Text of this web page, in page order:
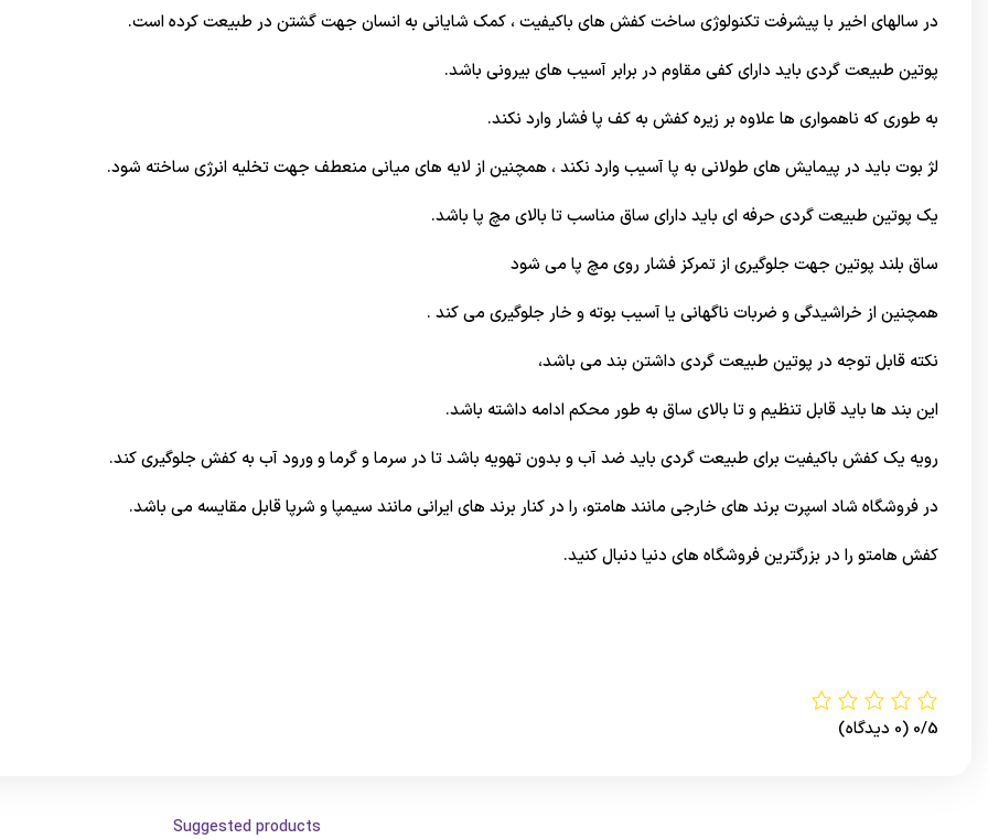
در سالهای اخیر با پیشرفت تکنولوژی ساخت کفش های باکیفیت ، کمک شایانی به انسان جهت گشتن در طبیعت کرده است.
پوتین طبیعت گردی باید دارای کفی مقاوم در برابر آسیب های بیرونی باشد.
به طوری که ناهمواری ها علاوه بر زیره کفش به کف پا فشار وارد نکند.
لژ بوت باید در پیمایش های طولانی به پا آسیب وارد نکند ، همچنین از لایه های میانی منعطف جهت تخلیه انرژی ساخته شود.
یک پوتین طبیعت گردی حرفه ای باید دارای ساق مناسب تا بالای مچ پا باشد.
ساق بلند پوتین جهت جلوگیری از تمرکز فشار روی مچ پا می شود
همچنین از خراشیدگی و ضربات ناگهانی یا آسیب بوته و خار جلوگیری می کند .
نکته قابل توجه در پوتین طبیعت گردی داشتن بند می باشد،
این بند ها باید قابل تنظیم و تا بالای ساق به طور محکم ادامه داشته باشد.
رویه یک کفش باکیفیت برای طبیعت گردی باید ضد آب و بدون تهویه باشد تا در سرما و گرما و ورود آب به کفش جلوگیری کند.
درفروشگاه شاد اسپرت برند های خارجی مانند هامتو، را در کنار برند های ایرانی مانند سیمپا و شرپا قابل مقایسه می باشد.
کفش هامتو را در بزرگترینفروشگاه های دنیا دنبال کنید.
0/5 (0 دیدگاه)
Suggested products